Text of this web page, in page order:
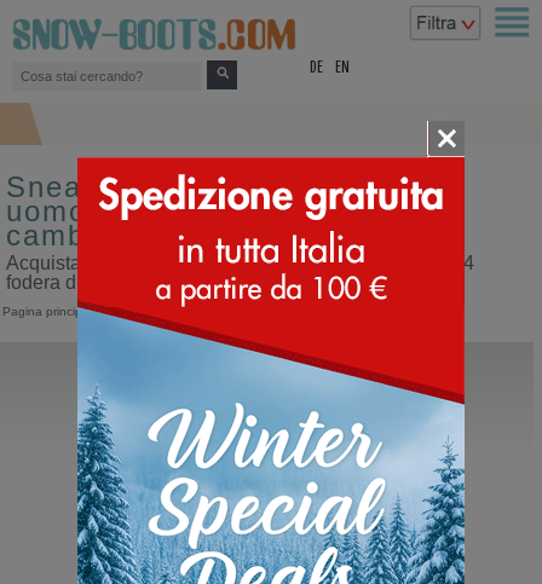
DE EN
Sneakers stringate casual da
uomo misura 44 fodera di
cambrelle
Acquista sneakers stringate casual da uomo misura 44
fodera di cambrelle sul nostro sito dedicato ai doposci
Pagina principale>Uomo Sneakers
Hey Dude
Polacco con lacci da uomo sportivo